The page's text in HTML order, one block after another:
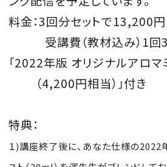
料金：3回分セットで13,200円
受講費（教材込み） 1回
「2022年版 オリジナルアロマ
（4,200円相当）」付き​
特典：
１)講座終了後に、あなた仕様の2022